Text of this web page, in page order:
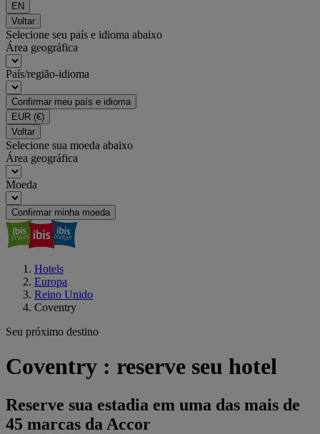
EN
Voltar
Selecione seu país e idioma abaixo
Área geográfica
País/região-idioma
Confirmar meu país e idioma
EUR (€)
Voltar
Selecione sua moeda abaixo
Área geográfica
Moeda
Confirmar minha moeda
Hotels
Europa
Reino Unido
Coventry
Seu próximo destino
Coventry : reserve seu hotel
Reserve sua estadia em uma das mais de
45 marcas da Accor